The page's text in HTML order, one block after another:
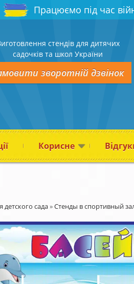
Працюємо під час
стендів для дитячих
садочків та школ України
зворотній дзвінок
Корисне
детского сада»Стенды в спортивный